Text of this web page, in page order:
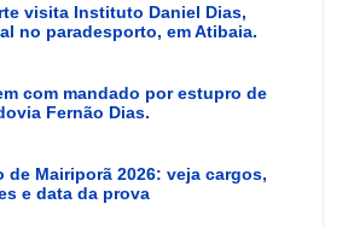
visita Instituto Daniel Dias,
no paradesporto, em Atibaia.
com mandado por estupro de
Fernão Dias.
de Mairiporã 2026: veja cargos,
e data da prova